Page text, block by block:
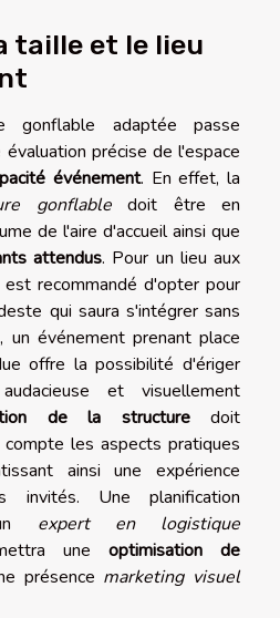
taille et le lieu
gonflable adaptée passe
précise de l'espace
événement. En effet, la
gonflabledoit être en
de l'aire d'accueil ainsi que
attendus. Pour un lieu aux
recommandé d'opter pour
qui saura s'intégrer sans
un événement prenant place
offre la possibilité d'ériger
et visuellement
de la structuredoit
les aspects pratiques
ainsi une expérience
invités. Une planification
expert en logistique
une optimisation de
présence marketing visuel